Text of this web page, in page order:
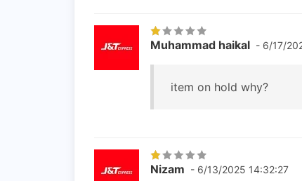
Muhammad haikal - 6/17/
item on hold why?
Nizam - 6/13/2025 14:32:27